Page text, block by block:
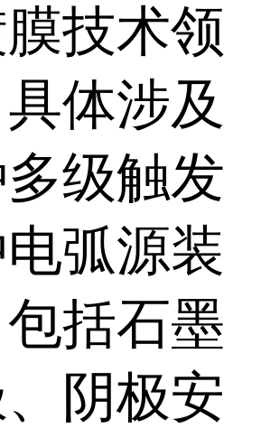
技术领
体涉及
级触发
弧源装
括石墨
阴极安